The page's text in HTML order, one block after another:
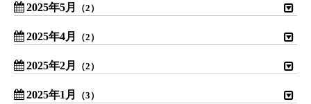
2025年5月 （2）
2025年4月 （2）
2025年2月 （2）
2025年1月 （3）